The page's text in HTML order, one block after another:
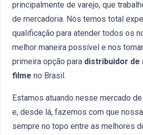
principalmente de varejo, que
de mercadoria. Nós temos total
qualificação para atender todos os
melhor maneira possível e nos
primeira opção para distribuidor
filme no Brasil.
Estamos atuando nesse mercado
e, desde lá, fazemos com que
sempre no topo entre as melhores